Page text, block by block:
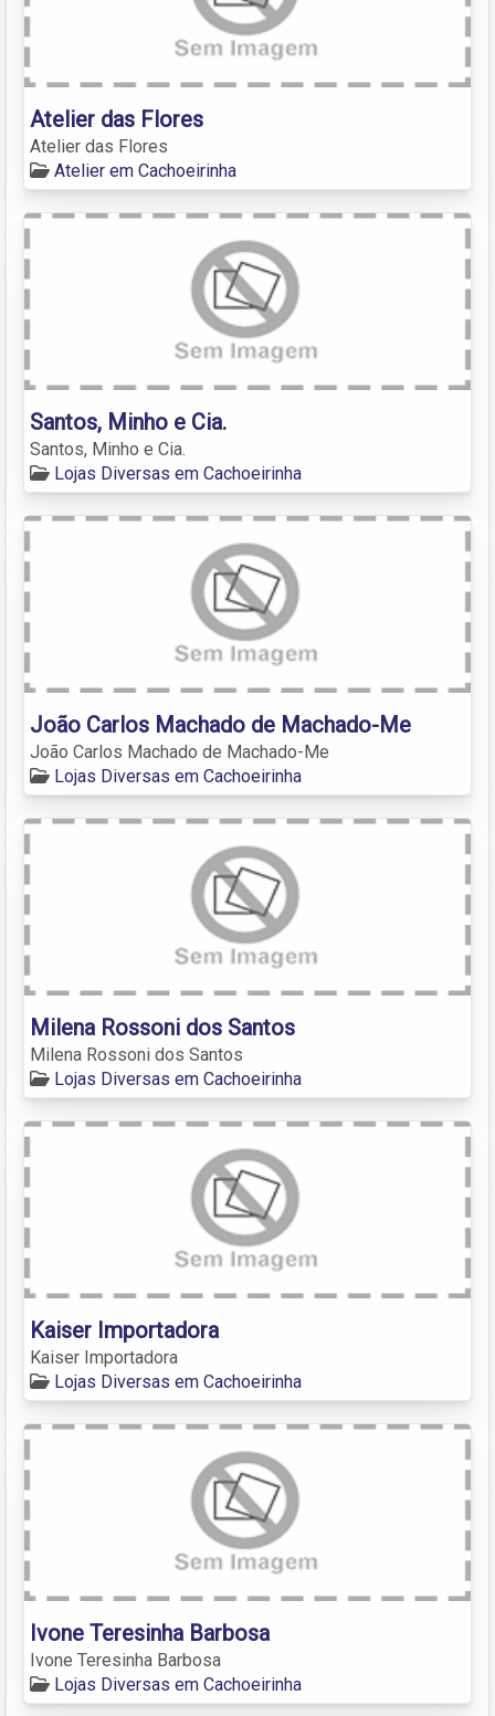
Atelier das Flores
Atelier das Flores
Atelier em Cachoeirinha
Santos, Minho e Cia.
Santos, Minho e Cia.
Lojas Diversas em Cachoeirinha
João Carlos Machado de Machado-Me
João Carlos Machado de Machado-Me
Lojas Diversas em Cachoeirinha
Milena Rossoni dos Santos
Milena Rossoni dos Santos
Lojas Diversas em Cachoeirinha
Kaiser Importadora
Kaiser Importadora
Lojas Diversas em Cachoeirinha
Ivone Teresinha Barbosa
Ivone Teresinha Barbosa
Lojas Diversas em Cachoeirinha